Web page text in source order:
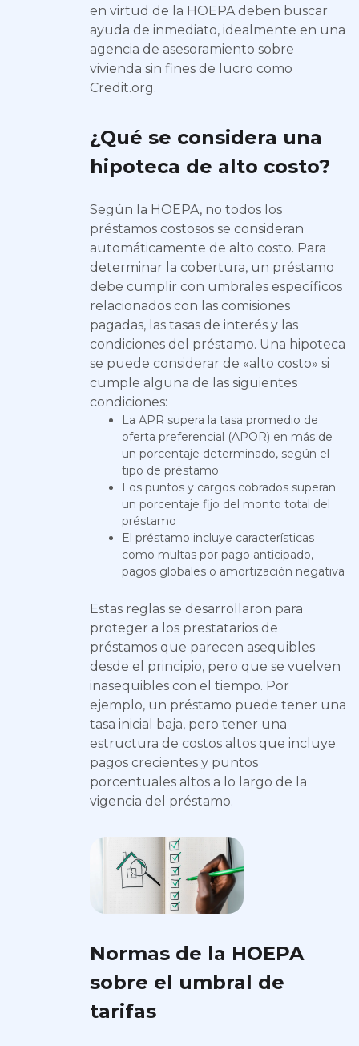
en virtud de la HOEPA deben buscar
ayuda de inmediato, idealmente en una
agencia de asesoramiento sobre
vivienda sin fines de lucro como
Credit.org.
¿Qué se considera una
hipoteca de alto costo?
Según la HOEPA, no todos los
préstamos costosos se consideran
automáticamente de alto costo. Para
determinar la cobertura, un préstamo
debe cumplir con umbrales específicos
relacionados con las comisiones
pagadas, las tasas de interés y las
condiciones del préstamo. Una hipoteca
se puede considerar de «alto costo» si
cumple alguna de las siguientes
condiciones:
La APR supera la tasa promedio de
oferta preferencial (APOR) en más de
un porcentaje determinado, según el
tipo de préstamo
Los puntos y cargos cobrados superan
un porcentaje fijo del monto total del
préstamo
El préstamo incluye características
como multas por pago anticipado,
pagos globales o amortización negativa
Estas reglas se desarrollaron para
proteger a los prestatarios de
préstamos que parecen asequibles
desde el principio, pero que se vuelven
inasequibles con el tiempo. Por
ejemplo, un préstamo puede tener una
tasa inicial baja, pero tener una
estructura de costos altos que incluye
pagos crecientes y puntos
porcentuales altos a lo largo de la
vigencia del préstamo.
Normas de la HOEPA
sobre el umbral de
tarifas